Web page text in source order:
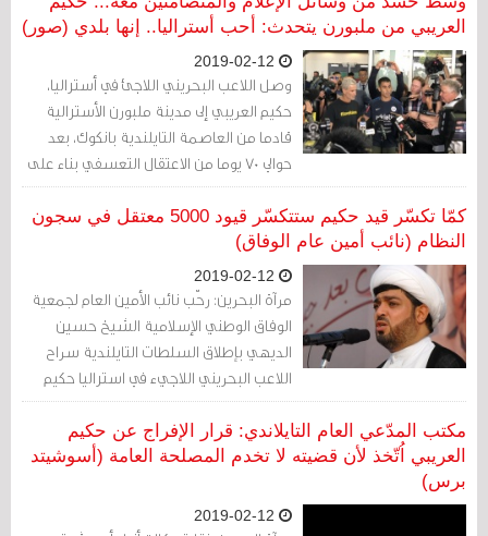
منذ فترة طويلة.
العريبي من ملبورن يتحدث: أحب أستراليا.. إنها بلدي (صور)
وصل اللاعب البحريني اللاجئ في أستراليا،
حكيم العريبي إلى مدينة ملبورن الأسترالية
قادما من العاصمة التايلندية بانكوك، بعد
حوالي 70 يوما من الاعتقال التعسفي بناء على
طلب حكومة البحرين
كمّا تكسّر قيد حكيم ستتكسّر قيود 5000 معتقل في سجون
النظام (نائب أمين عام الوفاق)
مرآة البحرين: رحّب نائب الأمين العام لجمعية
الوفاق الوطني الإسلامية الشيخ حسين
الديهي بإطلاق السلطات التايلندية سراح
اللاعب البحريني اللاجيء في استراليا حكيم
العريبي.
مكتب المدّعي العام التايلاندي: قرار الإفراج عن حكيم
العريبي اُتّخذ لأن قضيته لا تخدم المصلحة العامة (أسوشيتد
برس)